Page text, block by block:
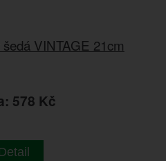
VINTAGE 21cm
578 Kč